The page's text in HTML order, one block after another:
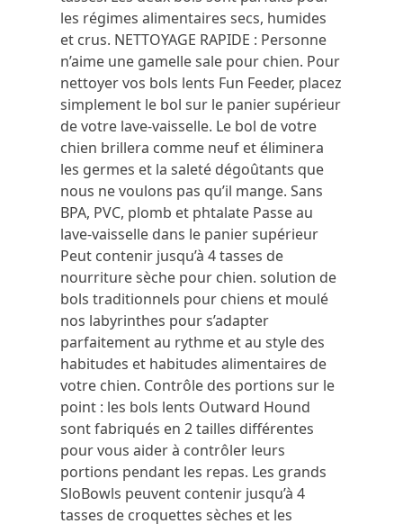
les régimes alimentaires secs, humides
et crus. NETTOYAGE RAPIDE : Personne
n’aime une gamelle sale pour chien. Pour
nettoyer vos bols lents Fun Feeder, placez
simplement le bol sur le panier supérieur
de votre lave-vaisselle. Le bol de votre
chien brillera comme neuf et éliminera
les germes et la saleté dégoûtants que
nous ne voulons pas qu’il mange.Sans
BPA, PVC, plomb et phtalate Passe au
lave-vaisselle dans le panier supérieur
Peut contenir jusqu’à 4 tasses de
nourriture sèche pour chien.solution de
bols traditionnels pour chiens et moulé
nos labyrinthes pour s’adapter
parfaitement au rythme et au style des
habitudes et habitudes alimentaires de
votre chien. Contrôle des portions sur le
point : les bols lents Outward Hound
sont fabriqués en 2 tailles différentes
pour vous aider à contrôler leurs
portions pendant les repas. Les grands
SloBowls peuvent contenir jusqu’à 4
tasses de croquettes sèches et les